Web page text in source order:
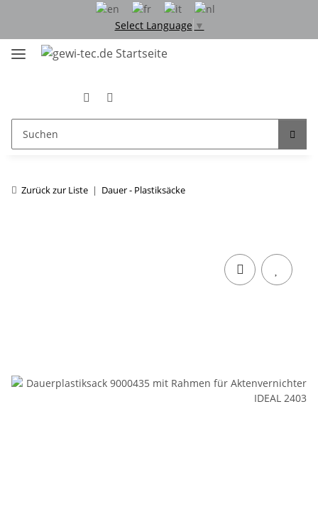
Select Language ▼
Zurück zur Liste Dauer - Plastiksäcke